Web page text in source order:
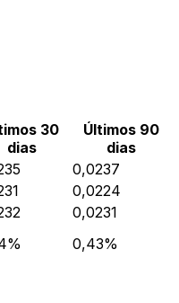
30
dias
Últimos 90
dias
0,0237
0,0224
0,0231
0,43%